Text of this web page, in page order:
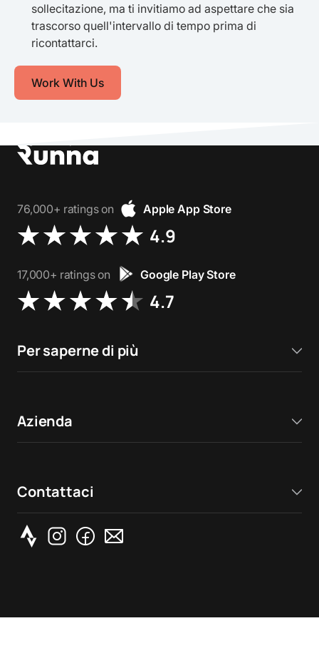
sollecitazione, ma ti invitiamo ad aspettare che sia
trascorso quell'intervallo di tempo prima di
ricontattarci.
Work With Us
76,000+ ratings on Apple App Store
4.9
17,000+ ratings on Google Play Store
4.7
Per saperne di più
Azienda
Contattaci